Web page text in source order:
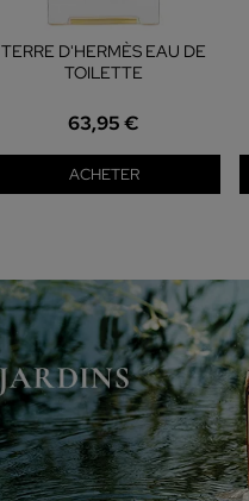
TERRE D'HERMÈS EAU DE
TOILETTE
63,95 €
ACHETER